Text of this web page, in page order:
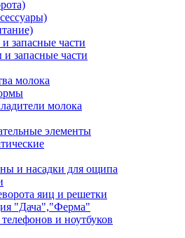
запасные части
запасные части
молока
молока
элементы
и насадки для ощипа
яиц и решетки
"Дача","Ферма"
и ноутбуков